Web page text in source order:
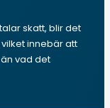
skatt, blir det
vilket innebär att
vad det